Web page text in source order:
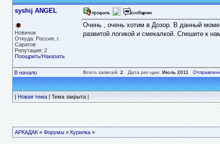
syshij ANGEL
Новичок
Откуда: Россия, г.
Саратов
Репутация: 2
Поощрить/Наказать
Очень , очень хотим в Дозор. В данный
развитой логикой и смекалкой. Спешите к
В начало Всего записей: 2 Дата рег-ции: Июль 2011
|Новая тема| Тема закрыта |
АРКАДАК» Форумы» Курилка»